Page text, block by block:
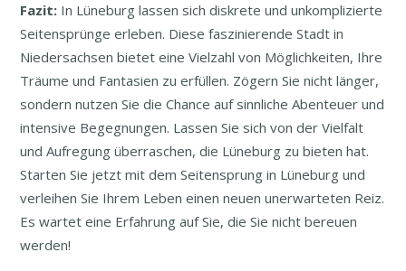
Fazit: In Lüneburg lassen sich diskrete und unkomplizierte
Seitensprünge erleben. Diese faszinierende Stadt in
Niedersachsen bietet eine Vielzahl von Möglichkeiten, Ihre
Träume und Fantasien zu erfüllen. Zögern Sie nicht länger,
sondern nutzen Sie die Chance auf sinnliche Abenteuer und
intensive Begegnungen. Lassen Sie sich von der Vielfalt
und Aufregung überraschen, die Lüneburg zu bieten hat.
Starten Sie jetzt mit dem Seitensprung in Lüneburg und
verleihen Sie Ihrem Leben einen neuen unerwarteten Reiz.
Es wartet eine Erfahrung auf Sie, die Sie nicht bereuen
werden!